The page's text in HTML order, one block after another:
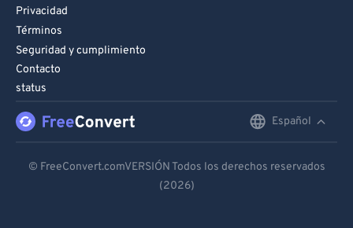
Privacidad
Términos
Seguridad y cumplimiento
Contacto
status
Español
Español
© FreeConvert.comVERSIÓN Todos los derechos reservados
(2026)